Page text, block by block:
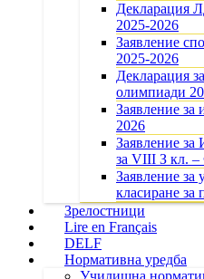
Декларация
2025-2026
Заявление
2025-2026
Декларация
олимпиади
Заявление за
2026
Заявление
за VIII З кл.
Заявление за
класиране
Зрелостници
Lire en Français
DELF
Нормативна уредба
Училищна